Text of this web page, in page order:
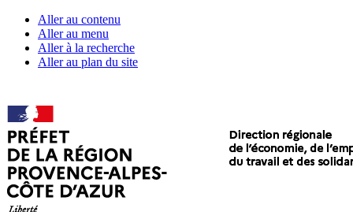
Aller au contenu
Aller au menu
Aller à la recherche
Aller au plan du site